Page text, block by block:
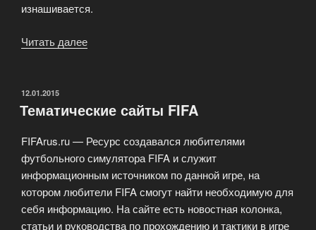
изнашивается.
Читать далее
симулятора
15»
ОПУБЛИКОВАНО
12.01.2015
Тематические сайты FIFA
FIFArus.ru — Ресурс создавался любителями
футбольного симулятора FIFA и служит
информационным источником по данной игре, на
котором любители FIFA смогут найти необходимую для
себя информацию. На сайте есть новостная колонка,
статьи и руководства по прохождению и тактики в игре